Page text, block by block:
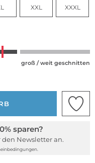
XXL XXXL
groß / weit geschnitten
sparen?
den Newsletter an.